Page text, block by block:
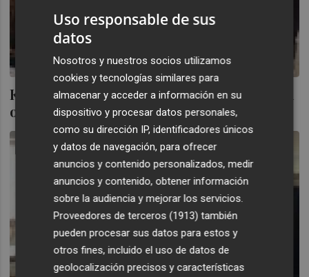
Kompyte, la 'startup' que espía la actividad
online de tu competencia
Uso responsable de sus
datos
Nosotros y nuestros socios utilizamos
cookies y tecnologías similares para
almacenar y acceder a información en su
dispositivo y procesar datos personales,
como su dirección IP, identificadores únicos
y datos de navegación, para ofrecer
anuncios y contenido personalizados, medir
anuncios y contenido, obtener información
sobre la audiencia y mejorar los servicios.
Proveedores de terceros (1913) también
pueden procesar sus datos para estos y
otros fines, incluido el uso de datos de
geolocalización precisos y características